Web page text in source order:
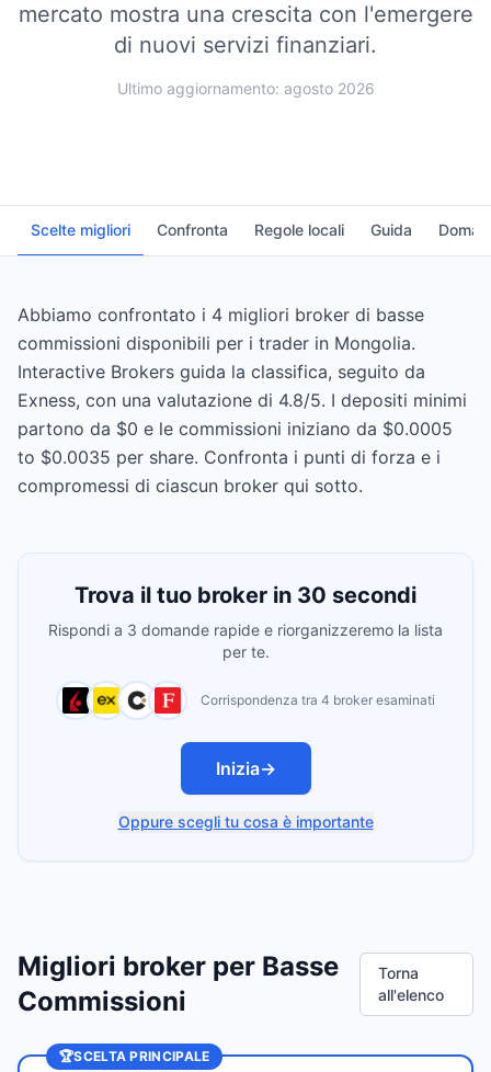
mercato mostra una crescita con l'emergere
di nuovi servizi finanziari.
Ultimo aggiornamento: agosto 2026
Scelte migliori Confronta Regole locali Guida
Abbiamo confrontato i 4 migliori broker di basse
commissioni disponibili per i trader in Mongolia.
Interactive Brokers guida la classifica, seguito da
Exness, con una valutazione di 4.8/5. I depositi minimi
partono da $0 e le commissioni iniziano da $0.0005
to $0.0035 per share. Confronta i punti di forza e i
compromessi di ciascun broker qui sotto.
Trova il tuo broker in 30 secondi
Rispondi a 3 domande rapide e riorganizzeremo la lista
per te.
Corrispondenza tra 4 broker esaminati
Inizia→
Oppure scegli tu cosa è importante
Migliori broker per Basse
Commissioni
Torna
all'elenco
🏆SCELTA PRINCIPALE